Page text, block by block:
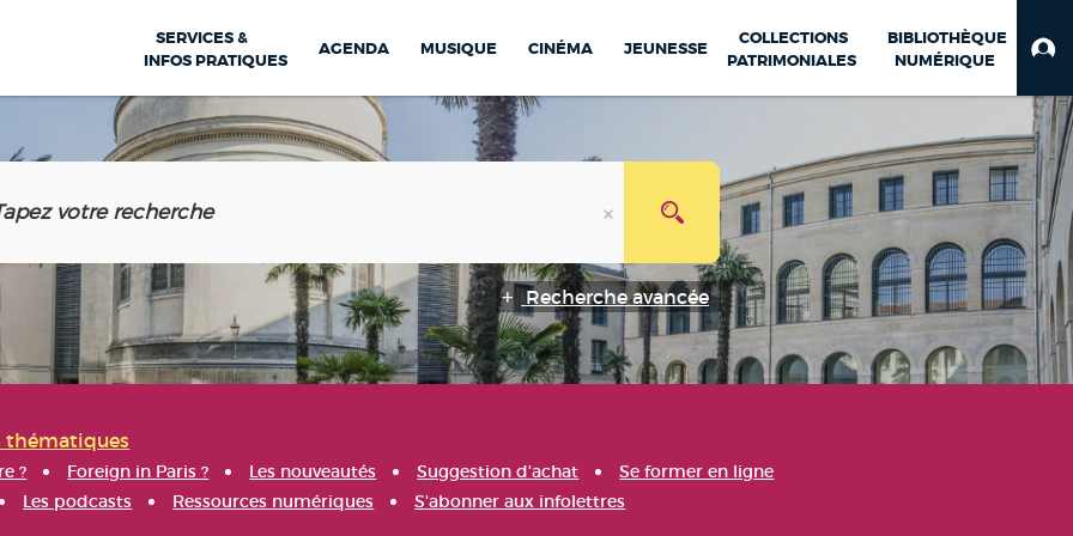
SERVICES &
INFOS PRATIQUES
AGENDA MUSIQUE CINÉMA JEUNESSE
COLLECTIONS
PATRIMONIALES
BIBLIOTHÈQUE
NUMÉRIQUE
Recherche avancée
thématiques
? Foreign in Paris ? Les nouveautés Suggestion d'achat
Se former en ligne
Les podcasts Ressources numériques S'abonner aux infolettres